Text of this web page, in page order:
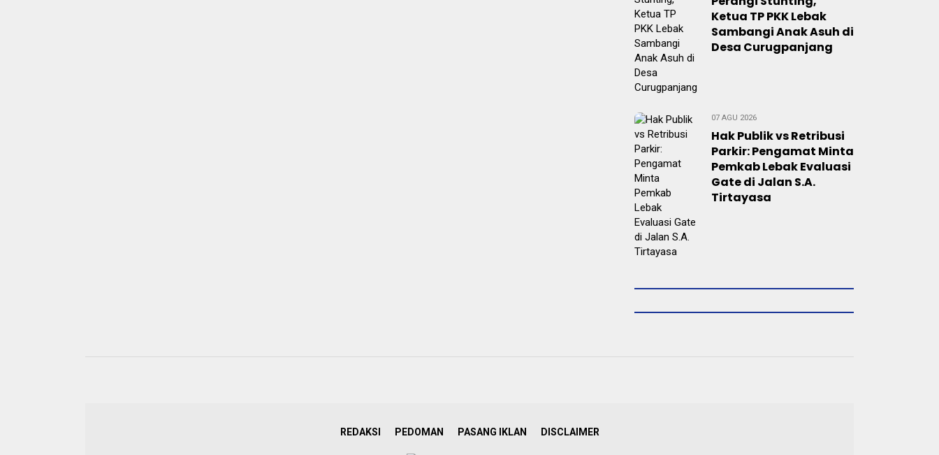
Ketua TP PKK Lebak
Sambangi Anak Asuh di
Desa Curugpanjang
07 AGU 2026
Hak Publik vs Retribusi
Parkir: Pengamat Minta
Pemkab Lebak Evaluasi
Gate di Jalan S.A.
Tirtayasa
REDAKSI PEDOMAN PASANG IKLAN DISCLAIMER